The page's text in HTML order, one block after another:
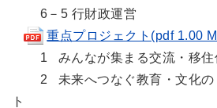
6－5 行財政運営
重点プロジェクト(pdf 1.00
1 みんなが集まる交流・移住
2 未来へつなぐ教育・文化の
ト